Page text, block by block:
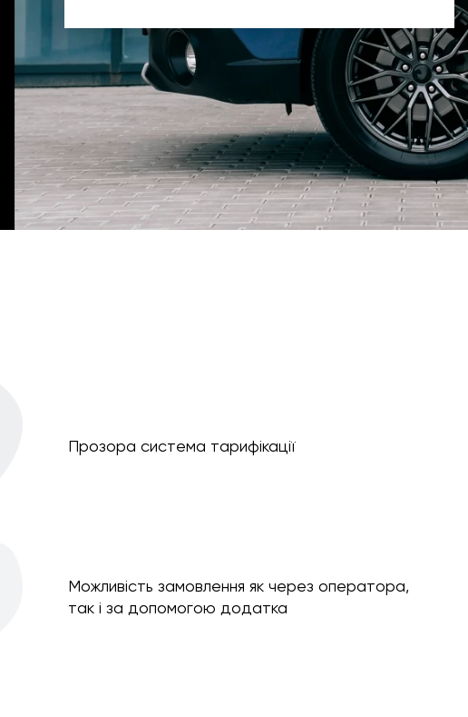
Прозора система тарифікації
Можливість замовлення як через оператора,
так і за допомогою додатка